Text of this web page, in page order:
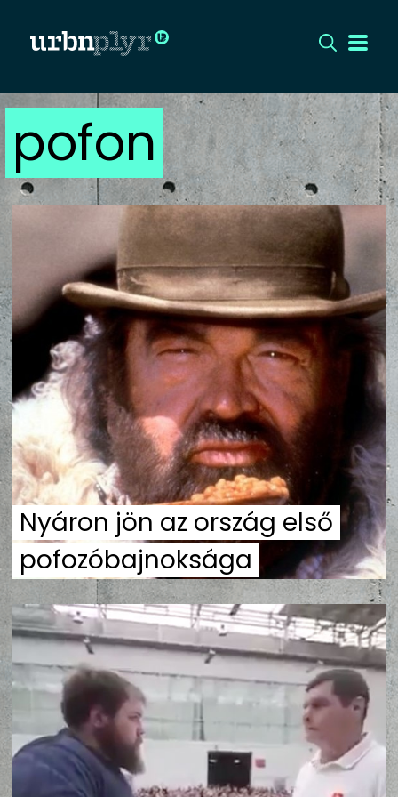
CÍMLAP
DIZÁJN
DIVAT
HIP
KULT
UTCA
ZENE
MÉDIAAJÁNLAT
IMPRESSZUM
PR-ARCHÍVUM
ADATKEZELÉSI TÁJÉKOZTATÓ
pofon
Nyáron jön az ország első
pofozóbajnoksága